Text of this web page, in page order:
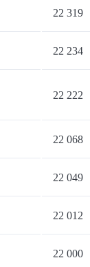
22 319
22 234
22 222
22 068
22 049
22 012
22 000